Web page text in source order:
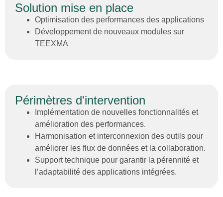
Solution mise en place
Optimisation des performances des applications
Développement de nouveaux modules sur
TEEXMA
Périmètres d'intervention
Implémentation de nouvelles fonctionnalités et
amélioration des performances.
Harmonisation et interconnexion des outils pour
améliorer les flux de données et la collaboration.
Support technique pour garantir la pérennité et
l’adaptabilité des applications intégrées.